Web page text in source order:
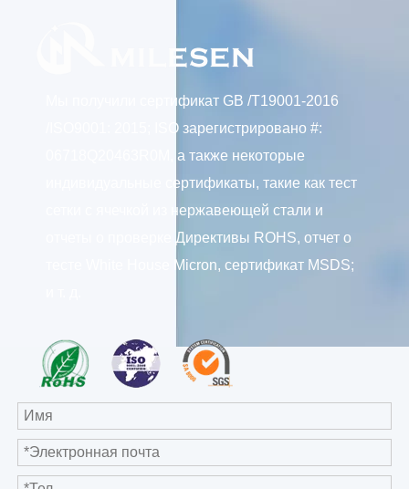
Мы получили сертификат GB /T19001-2016
/ISO9001: 2015; ISO зарегистрировано #:
06718Q20463R0M, а также некоторые
индивидуальные сертификаты, такие как тест
сетки с ячечкой из нержавеющей стали и
отчеты о проверке Директивы ROHS, отчет о
тесте White House Micron, сертификат MSDS;